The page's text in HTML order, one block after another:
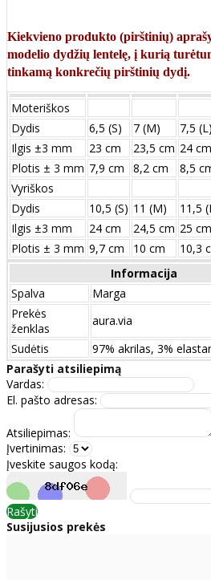
Kiekvieno produkto (pirštinių)
modelio dydžių lentelę, į kurią
tinkamą konkrečių pirštinių dydį.
Moteriškos
Dydis
6,5 (S) 7 (M) 7,5 (L)
Ilgis ±3 mm
23 cm 23,5 cm 24 cm
Plotis ± 3 mm 7,9 cm 8,2 cm 8,5
Vyriškos
Dydis
10,5 (S) 11 (M) 11,5
Ilgis ±3 mm
24 сm 24,5 сm 25 сm
Plotis ± 3 mm 9,7 сm 10 сm 10,3
Informacija
Spalva
Marga
Prekės
ženklas
aura.via
Sudėtis
97% akrilas, 3%
Parašyti atsiliepimą
Vardas:
El. pašto adresas:
Atsiliepimas:
Įvertinimas:
Įveskite saugos kodą:
Rašyti
Susijusios prekės